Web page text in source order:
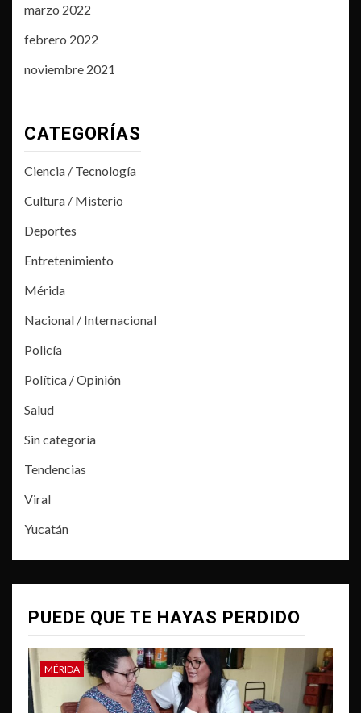
marzo 2022
febrero 2022
noviembre 2021
CATEGORÍAS
Ciencia / Tecnología
Cultura / Misterio
Deportes
Entretenimiento
Mérida
Nacional / Internacional
Policía
Política / Opinión
Salud
Sin categoría
Tendencias
Viral
Yucatán
PUEDE QUE TE HAYAS PERDIDO
MÉRIDA